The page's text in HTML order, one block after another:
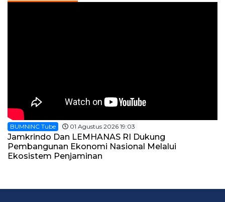
BUMNINC Tube 01 Agustus 2026 19:03
Jamkrindo Dan LEMHANAS RI Dukung
Pembangunan Ekonomi Nasional Melalui
Ekosistem Penjaminan